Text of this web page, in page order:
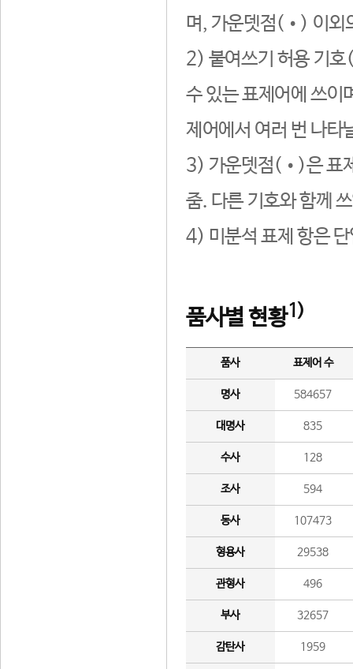
며, 가운뎃점(•) 이외
2) 붙여쓰기 허용 기호
수 있는 표제어에 쓰이
제어에서 여러 번 나타
3) 가운뎃점(•)은 표
줌. 다른 기호와 함께
4) 미분석 표제 항은
품사별 현황1)
품사 표제어 수
명사 584657
대명사 835
수사 128
조사 594
동사 107473
형용사 29538
관형사 496
부사 32657
감탄사 1959